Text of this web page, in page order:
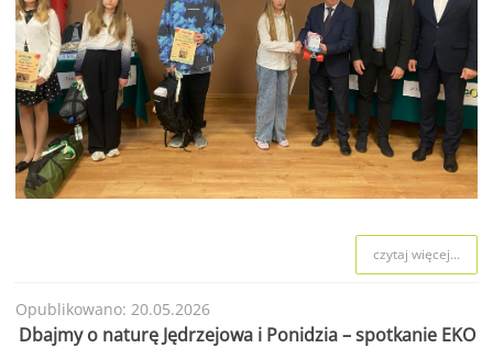
czytaj więcej...
Opublikowano: 20.05.2026
Dbajmy o naturę Jędrzejowa i Ponidzia – spotkanie EKO